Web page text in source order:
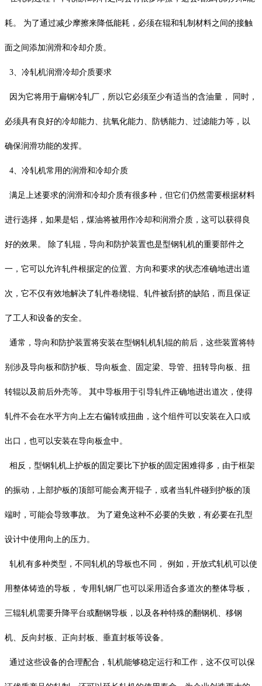
耗。 为了通过减少摩擦来降低能耗，必须在辊和轧制材料之间的接触
面之间添加润滑和冷却介质。
3、冷轧机润滑冷却介质要求
因为它将用于扁钢冷轧厂，所以它必须至少有适当的含油量， 同时，
必须具有良好的冷却能力、抗氧化能力、防锈能力、过滤能力等，以
确保润滑功能的发挥。
4、冷轧机常用的润滑和冷却介质
满足上述要求的润滑和冷却介质有很多种，但它们仍然需要根据材料
进行选择，如果是铝，煤油将被用作冷却和润滑介质，这可以获得良
好的效果。 除了轧辊，导向和防护装置也是型钢轧机的重要部件之
一，它可以允许轧件根据定的位置、方向和要求的状态准确地进出道
次，它不仅有效地解决了轧件卷绕辊、轧件被刮挤的缺陷，而且保证
了工人和设备的安全。
通常，导向和防护装置将安装在型钢轧机轧辊的前后，这些装置将特
别涉及导向板和防护板、导向板盒、固定梁、导管、扭转导向板、扭
转辊以及前后外壳等。 其中导板用于引导轧件正确地进出道次，使得
轧件不会在水平方向上左右偏转或扭曲，这个组件可以安装在入口或
出口，也可以安装在导向板盒中。
相反，型钢轧机上护板的固定要比下护板的固定困难得多，由于框架
的振动，上部护板的顶部可能会离开辊子，或者当轧件碰到护板的顶
端时，可能会导致事故。 为了避免这种不必要的失败，有必要在孔型
设计中使用向上的压力。
轧机有多种类型，不同轧机的导板也不同， 例如，开放式轧机可以使
用整体铸造的导板， 专用轧钢厂也可以采用适合多道次的整体导板，
三辊轧机需要升降平台或翻钢导板，以及各种特殊的翻钢机、移钢
机、反向封板、正向封板、垂直封板等设备。
通过这些设备的合理配合，轧机能够稳定运行和工作，这不仅可以保